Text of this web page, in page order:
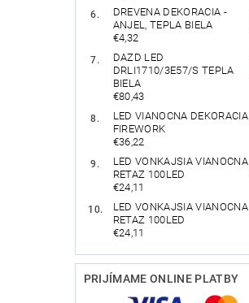
DREVENA DEKORACIA -
ANJEL, TEPLA BIELA
€4,32
DAZD LED
DRLI1710/3E57/S TEPLA
BIELA
€80,43
LED VIANOCNA DEKORACIA
FIREWORK
€36,22
LED VONKAJSIA VIANOCNA
RETAZ 100LED
€24,11
LED VONKAJSIA VIANOCNA
RETAZ 100LED
€24,11
PRIJÍMAME ONLINE PLATBY